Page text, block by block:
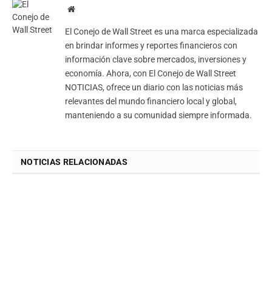
Website
El Conejo de Wall Street es una marca especializada
en brindar informes y reportes financieros con
información clave sobre mercados, inversiones y
economía. Ahora, con El Conejo de Wall Street
NOTICIAS, ofrece un diario con las noticias más
relevantes del mundo financiero local y global,
manteniendo a su comunidad siempre informada.
NOTICIAS RELACIONADAS